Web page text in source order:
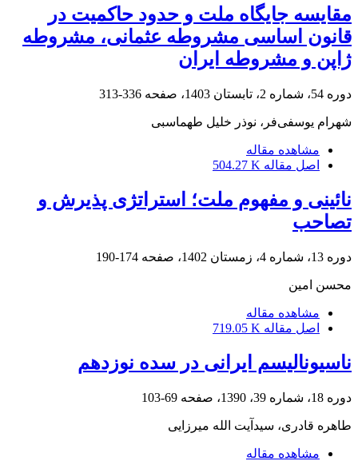
مقایسه جایگاه ملت و حدود حاکمیت در
قانون اساسی مشروطه عثمانی، مشروطه
ژاپن و مشروطه ایران
دوره 54، شماره 2، تابستان 1403، صفحه 336-313
شهرام یوسفی‌فر، نوذر خلیل طهماسبی
مشاهده مقاله
اصل مقاله 504.27 K
نائینی و مفهوم ملت؛ استراتژی پذیرش و
تصاحب
دوره 13، شماره 4، زمستان 1402، صفحه 174-190
محسن امین
مشاهده مقاله
اصل مقاله 719.05 K
ناسیونالیسم ایرانی در سده نوزدهم
دوره 18، شماره 39، 1390، صفحه 69-103
طاهره قادری، سیدآیت الله میرزایی
مشاهده مقاله